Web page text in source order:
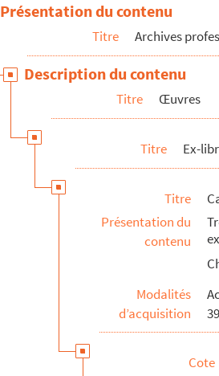
Présentation du contenu
Titre Archives
Description du contenu
Titre Œuvres
Titre Ex-
Titre
Présentation du
contenu
Modalités
d’acquisition
Cote